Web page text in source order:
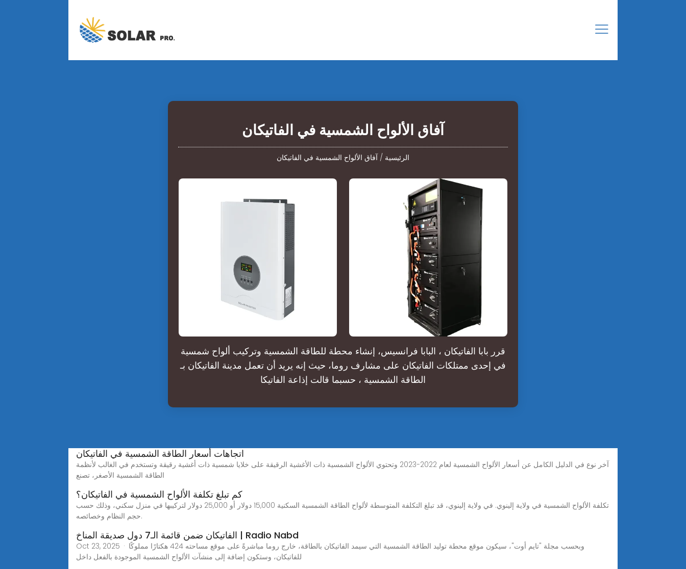
آفاق الألواح الشمسية في الفاتيكان
الرئيسية / آفاق الألواح الشمسية في الفاتيكان
قرر بابا الفاتيكان ، البابا فرانسيس، إنشاء محطة للطاقة الشمسية وتركيب ألواح شمسية
في إحدى ممتلكات الفاتيكان على مشارف روما، حيث إنه يريد أن تعمل مدينة الفاتيكان بـ
الطاقة الشمسية ، حسبما قالت إذاعة الفاتيكا
اتجاهات أسعار الطاقة الشمسية في الفاتيكان
آخر نوع في الدليل الكامل عن أسعار الألواح الشمسية لعام 2022-2023 وتحتوي الألواح الشمسية ذات الأغشية الرقيقة على خلايا شمسية ذات أغشية رقيقة وتستخدم في الغالب لأنظمة
الطاقة الشمسية الأصغر، تصنع
كم تبلغ تكلفة الألواح الشمسية في الفاتيكان؟
تكلفة الألواح الشمسية في ولاية إلينوي. في ولاية إلينوي، قد تبلغ التكلفة المتوسطة لألواح الطاقة الشمسية السكنية 15,000 دولار أو 25,000 دولار لتركيبها في منزل سكني، وذلك حسب
حجم النظام وخصائصه.
الفاتيكان ضمن قائمة الـ7 دول صديقة المناخ | Radio Nabd
Oct 23, 2025 · وبحسب مجلة "تايم أوت"، سيكون موقع محطة توليد الطاقة الشمسية التي سيمد الفاتيكان بالطاقة، خارج روما مباشرةً على موقع مساحته 424 هكتارًا مملوكًا
للفاتيكان، وستكون إضافة إلى منشآت الألواح الشمسية الموجودة بالفعل داخل